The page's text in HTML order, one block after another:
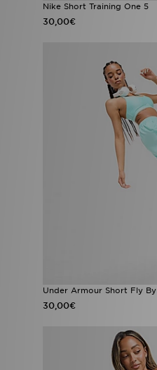
Nike Short Training One 5
30,00€
Under Armour Short Fly By
30,00€